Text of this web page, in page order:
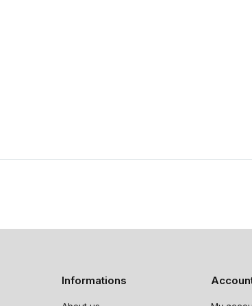
Informations